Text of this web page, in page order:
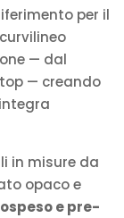
per il
— dal
— creando
in misure da
opaco e
e pre-